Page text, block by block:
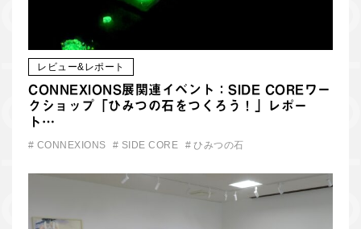
レビュー&レポート
CONNEXIONS展関連イベント：SIDE COREワー
クショップ「ひみつの石をつくろう！」レポー
ト…
# CONNEXIONS # SIDE CORE # ひみつの石